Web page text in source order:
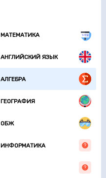
МАТЕМАТИКА
АНГЛИЙСКИЙ ЯЗЫК
АЛГЕБРА
ГЕОГРАФИЯ
ОБЖ
ИНФОРМАТИКА